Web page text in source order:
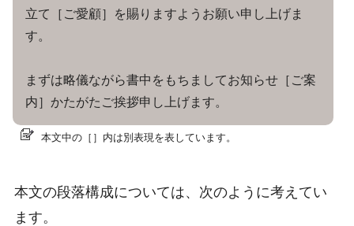
立て［ご愛顧］を賜りますようお願い申し上げま
す。
まずは略儀ながら書中をもちましてお知らせ［ご案
内］かたがたご挨拶申し上げます。
本文中の［］内は別表現を表しています。
本文の段落構成については、次のように考えてい
ます。